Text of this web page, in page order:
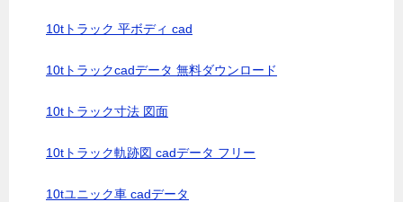
10tトラック 平ボディ cad
10tトラックcadデータ 無料ダウンロード
10tトラック寸法 図面
10tトラック軌跡図 cadデータ フリー
10tユニック車 cadデータ